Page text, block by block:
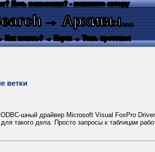
Есть пожелания? - напишите автору
→ Архивы...
Как искать? → Карта → Текс. протокол
ветки
шный драйвер Microsoft Visual FoxPro
такого дела. Просто запросы к таблицам